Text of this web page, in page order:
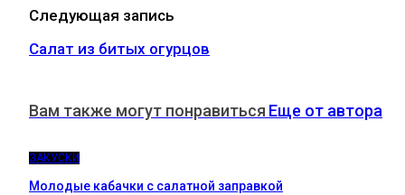
Следующая запись
Салат из битых огурцов
Вам также могут понравиться Еще от автора
ЗАКУСКИ
Молодые кабачки с салатной заправкой